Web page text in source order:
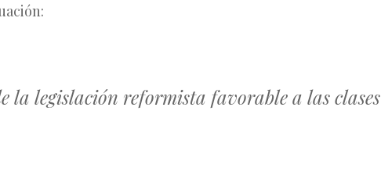
la legislación reformista favorable a las clases